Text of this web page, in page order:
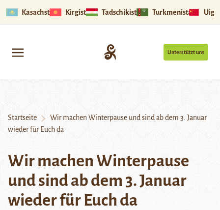
Kasachstan Kirgistan Tadschikistan Turkmenistan
Unterstützt uns
Startseite
Wir machen Winterpause und sind ab dem 3. Januar
wieder für Euch da
Wir machen Winterpause
und sind ab dem 3. Januar
wieder für Euch da